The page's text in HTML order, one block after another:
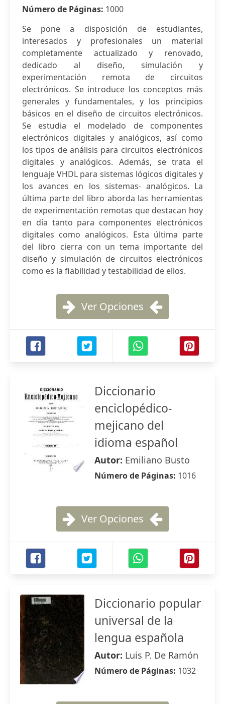
Número de Páginas: 1000
Se pone a disposición de estudiantes,
interesados y profesionales un material
completamente actualizado y renovado,
dedicado al diseño, simulación y
experimentación remota de circuitos
electrónicos. Se introduce los conceptos más
generales y fundamentales, y los principios
básicos en el diseño de circuitos electrónicos.
Se estudia el modelado de componentes
electrónicos digitales y analógicos, así como
los tipos de análisis para circuitos electrónicos
digitales y analógicos. Además, se trata el
lenguaje VHDL para sistemas lógicos digitales y
los avances en los sistemas- analógicos. La
última parte del libro aborda las herramientas
de experimentación remotas que destacan hoy
en día tanto para componentes electrónicos
digitales como analógicos. Esta última parte
del libro cierra con un tema importante del
diseño y simulación de circuitos electrónicos
como es la fiabilidad y testabilidad de ellos.
Ver Opciones
Diccionario
enciclopédico-
mejicano del
idioma español
Autor: Emiliano Busto
Número de Páginas: 1016
Ver Opciones
Diccionario popular
universal de la
lengua española
Autor: Luis P. De Ramón
Número de Páginas: 1032